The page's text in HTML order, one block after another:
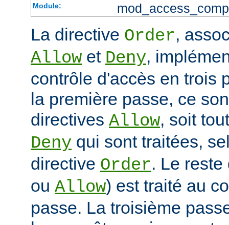
Module:
La directive Order,
Allow et Deny,
contrôle d'accès en trois
la première passe, ce
directives Allow, soit
Deny qui sont traitées,
directive Order. Le
ou Allow) est traité au
passe. La troisième